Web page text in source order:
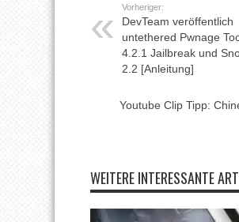
Vorheriger:
DevTeam veröffentlich
untethered Pwnage
4.2.1 Jailbreak und
2.2 [Anleitung]
Youtube Clip Tipp:
WEITERE INTERESSANTE